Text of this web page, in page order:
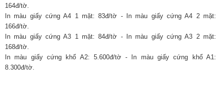
164đ/tờ.
In màu giấy cứng A4 1 mặt: 83đ/tờ - In màu giấy cứng A4 2 mặt:
166đ/tờ.
In màu giấy cứng A3 1 mặt: 84đ/tờ - In màu giấy cứng A3 2 mặt:
168đ/tờ.
In màu giấy cứng khổ A2: 5.600đ/tờ - In màu giấy cứng khổ A1:
8.300đ/tờ.